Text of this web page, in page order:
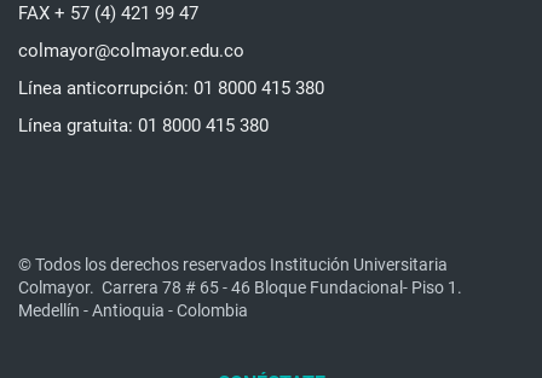
FAX + 57 (4) 421 99 47
colmayor@colmayor.edu.co
Línea anticorrupción: 01 8000 415 380
Línea gratuita: 01 8000 415 380
© Todos los derechos reservados Institución Universitaria
Colmayor. Carrera 78 # 65 - 46 Bloque Fundacional- Piso 1.
Medellín - Antioquia - Colombia